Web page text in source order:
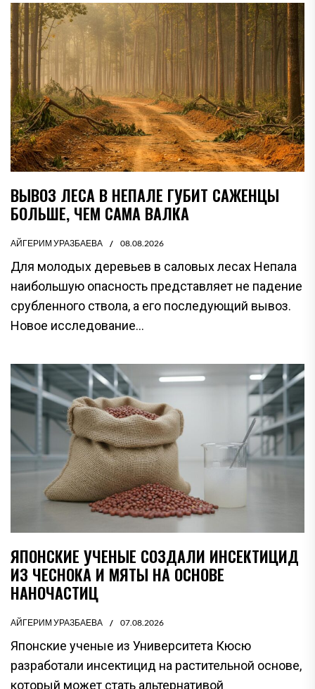
ВЫВОЗ ЛЕСА В НЕПАЛЕ ГУБИТ САЖЕНЦЫ
БОЛЬШЕ, ЧЕМ САМА ВАЛКА
АЙГЕРИМ УРАЗБАЕВА 08.08.2026
Для молодых деревьев в саловых лесах Непала
наибольшую опасность представляет не падение
срубленного ствола, а его последующий вывоз.
Новое исследование...
ЯПОНСКИЕ УЧЕНЫЕ СОЗДАЛИ ИНСЕКТИЦИД
ИЗ ЧЕСНОКА И МЯТЫ НА ОСНОВЕ
НАНОЧАСТИЦ
АЙГЕРИМ УРАЗБАЕВА 07.08.2026
Японские ученые из Университета Кюсю
разработали инсектицид на растительной основе,
который может стать альтернативой